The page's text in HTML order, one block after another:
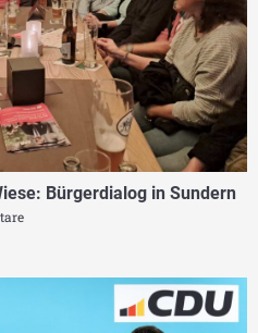
Bürgerdialog in Sundern